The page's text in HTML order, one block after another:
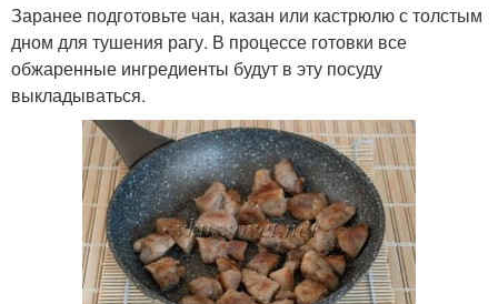
Заранее подготовьте чан, казан или кастрюлю с толстым
дном для тушения рагу. В процессе готовки все
обжаренные ингредиенты будут в эту посуду
выкладываться.